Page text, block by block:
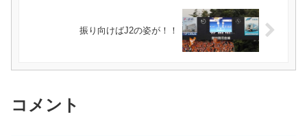
振り向けばJ2の姿が！！
コメント